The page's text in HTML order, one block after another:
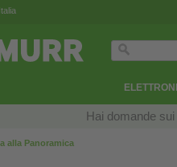
Italia
Hai domande
alla Panoramica